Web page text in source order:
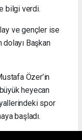
bilgi verdi.
ve gençler ise
Başkan
Özer’in
heyecan
spor
başladı.